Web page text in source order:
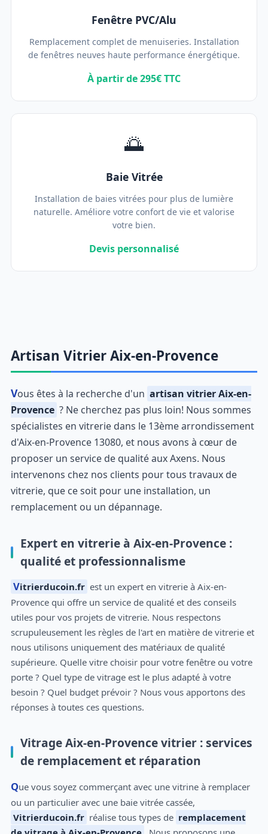
Fenêtre PVC/Alu
Remplacement complet de menuiseries. Installation
de fenêtres neuves haute performance énergétique.
À partir de 295€ TTC
🌅
Baie Vitrée
Installation de baies vitrées pour plus de lumière
naturelle. Améliore votre confort de vie et valorise
votre bien.
Devis personnalisé
Artisan Vitrier Aix-en-Provence
Vous êtes à la recherche d'un artisan vitrier Aix-en-
Provence ? Ne cherchez pas plus loin! Nous sommes
spécialistes en vitrerie dans le 13ème arrondissement
d'Aix-en-Provence 13080, et nous avons à cœur de
proposer un service de qualité aux Axens. Nous
intervenons chez nos clients pour tous travaux de
vitrerie, que ce soit pour une installation, un
remplacement ou un dépannage.
Expert en vitrerie à Aix-en-Provence :
qualité et professionnalisme
Vitrierducoin.fr est un expert en vitrerie à Aix-en-
Provence qui offre un service de qualité et des conseils
utiles pour vos projets de vitrerie. Nous respectons
scrupuleusement les règles de l'art en matière de vitrerie et
nous utilisons uniquement des matériaux de qualité
supérieure. Quelle vitre choisir pour votre fenêtre ou votre
porte ? Quel type de vitrage est le plus adapté à votre
besoin ? Quel budget prévoir ? Nous vous apportons des
réponses à toutes ces questions.
Vitrage Aix-en-Provence vitrier : services
de remplacement et réparation
Que vous soyez commerçant avec une vitrine à remplacer
ou un particulier avec une baie vitrée cassée,
Vitrierducoin.fr réalise tous types de remplacement